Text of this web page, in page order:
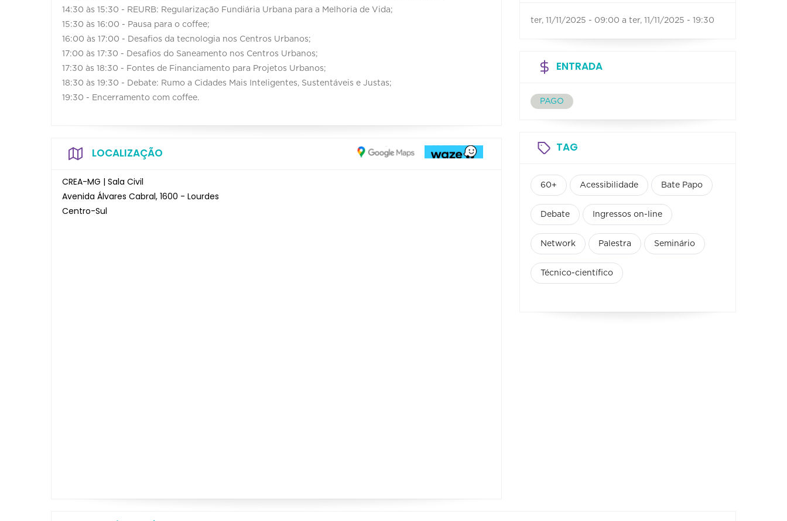
14:30 às 15:30 - REURB: Regularização Fundiária Urbana para a Melhoria de Vida;
15:30 às 16:00 - Pausa para o coffee;
16:00 às 17:00 - Desafios da tecnologia nos Centros Urbanos;
17:00 às 17:30 - Desafios do Saneamento nos Centros Urbanos;
17:30 às 18:30 - Fontes de Financiamento para Projetos Urbanos;
18:30 às 19:30 - Debate: Rumo a Cidades Mais Inteligentes, Sustentáveis e Justas;
19:30 - Encerramento com coffee.
LOCALIZAÇÃO
CREA-MG | Sala Civil
Avenida Álvares Cabral, 1600 - Lourdes
Centro-Sul
ter, 11/11/2025 - 09:00 a ter, 11/11/2025 - 19:30
ENTRADA
PAGO
TAG
60+ Acessibilidade Bate Papo
Debate Ingressos on-line
Network Palestra Seminário
Técnico-científico